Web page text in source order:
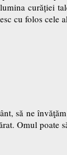
curăției
cu folos cele
să ne
Omul poate